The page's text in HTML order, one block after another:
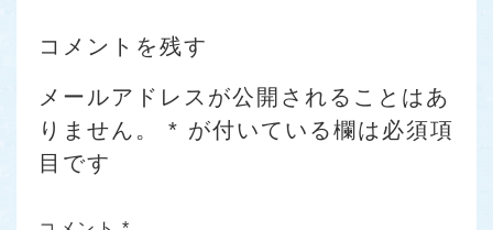
コメントを残す
メールアドレスが公開されることはあ
りません。
* が付いている欄は必須項
目です